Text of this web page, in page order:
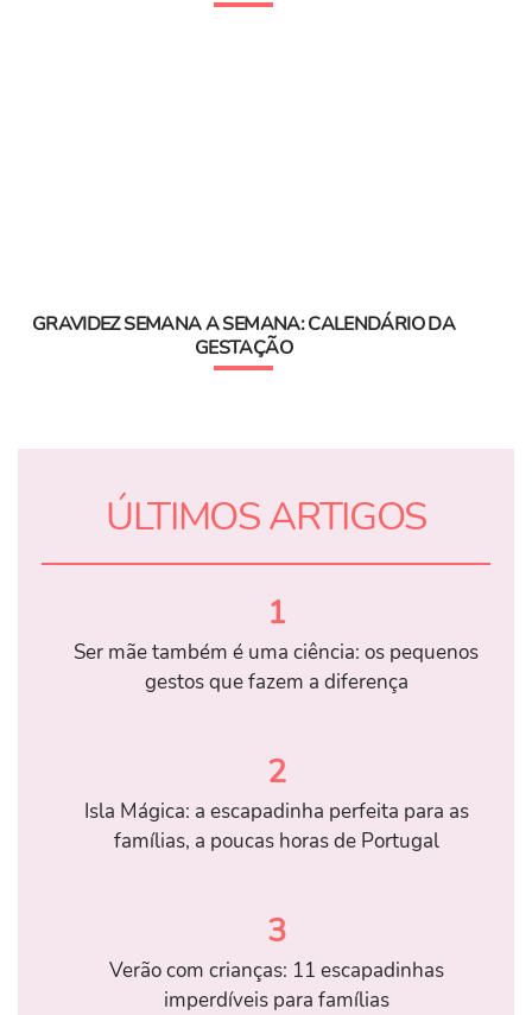
GRAVIDEZ SEMANA A SEMANA: CALENDÁRIO DA
GESTAÇÃO
ÚLTIMOS ARTIGOS
1
Ser mãe também é uma ciência: os pequenos
gestos que fazem a diferença
2
Isla Mágica: a escapadinha perfeita para as
famílias, a poucas horas de Portugal
3
Verão com crianças: 11 escapadinhas
imperdíveis para famílias